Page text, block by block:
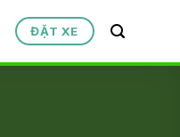
ĐẶT XE